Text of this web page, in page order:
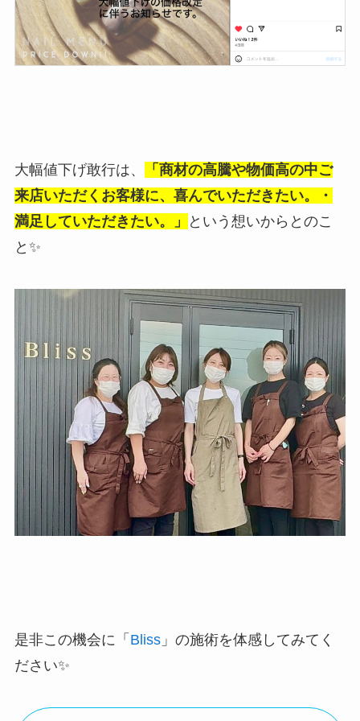
大幅値下げ敢行は、
「商材の高騰や物価高の中ご
来店いただくお客様に、喜んでいただきたい。・
満足していただきたい。」
という想いからとのこ
と✨
是非この機会に「 Bliss」の施術を体感してみてく
ださい✨